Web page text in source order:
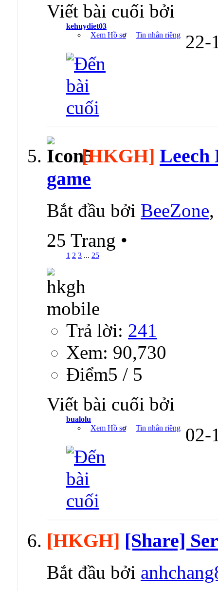
Viết bài cuối bởi
kehuydiet03
Xem Hồ sơ
Tin nhắn riêng 22-
[HKGH] Leech
game
Bắt đầu bởi BeeZone
25 Trang •
1 2 3 ... 25
Trả lời: 241
Xem: 90,730
Ðiểm5 / 5
Viết bài cuối bởi
bualolu
Xem Hồ sơ
Tin nhắn riêng 02-
[HKGH] [Share]
Bắt đầu bởi